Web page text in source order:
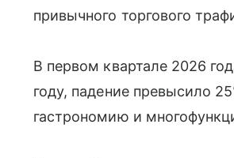
привычного торгового
В первом квартале 2026
году, падение превысило
гастрономию и